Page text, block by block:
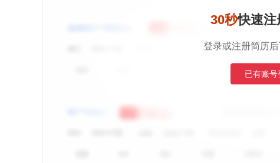
30秒快速注
登录或注册简历
已有账号